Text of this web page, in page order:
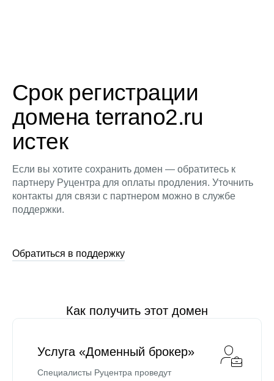
Срок регистрации
домена terrano2.ru
истек
Если вы хотите сохранить домен — обратитесь к
партнеру Руцентра для оплаты продления. Уточнить
контакты для связи с партнером можно в службе
поддержки.
Обратиться в поддержку
Как получить этот домен
Услуга «Доменный брокер»
Специалисты Руцентра проведут